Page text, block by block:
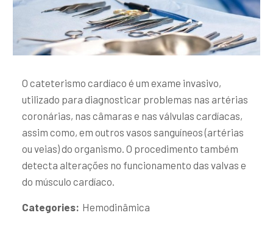
O cateterismo cardíaco é um exame invasivo,
utilizado para diagnosticar problemas nas artérias
coronárias, nas câmaras e nas válvulas cardíacas,
assim como, em outros vasos sanguíneos (artérias
ou veias) do organismo. O procedimento também
detecta alterações no funcionamento das valvas e
do músculo cardíaco.
Categories: Hemodinâmica